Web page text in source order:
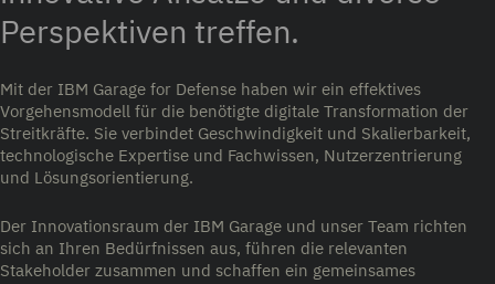
Perspektiven treffen.
Mit der IBM Garage for Defense haben wir ein effektives
Vorgehensmodell für die benötigte digitale Transformation der
Streitkräfte. Sie verbindet Geschwindigkeit und Skalierbarkeit,
technologische Expertise und Fachwissen, Nutzerzentrierung
und Lösungsorientierung.
Der Innovationsraum der IBM Garage und unser Team richten
sich an Ihren Bedürfnissen aus, führen die relevanten
Stakeholder zusammen und schaffen ein gemeinsames